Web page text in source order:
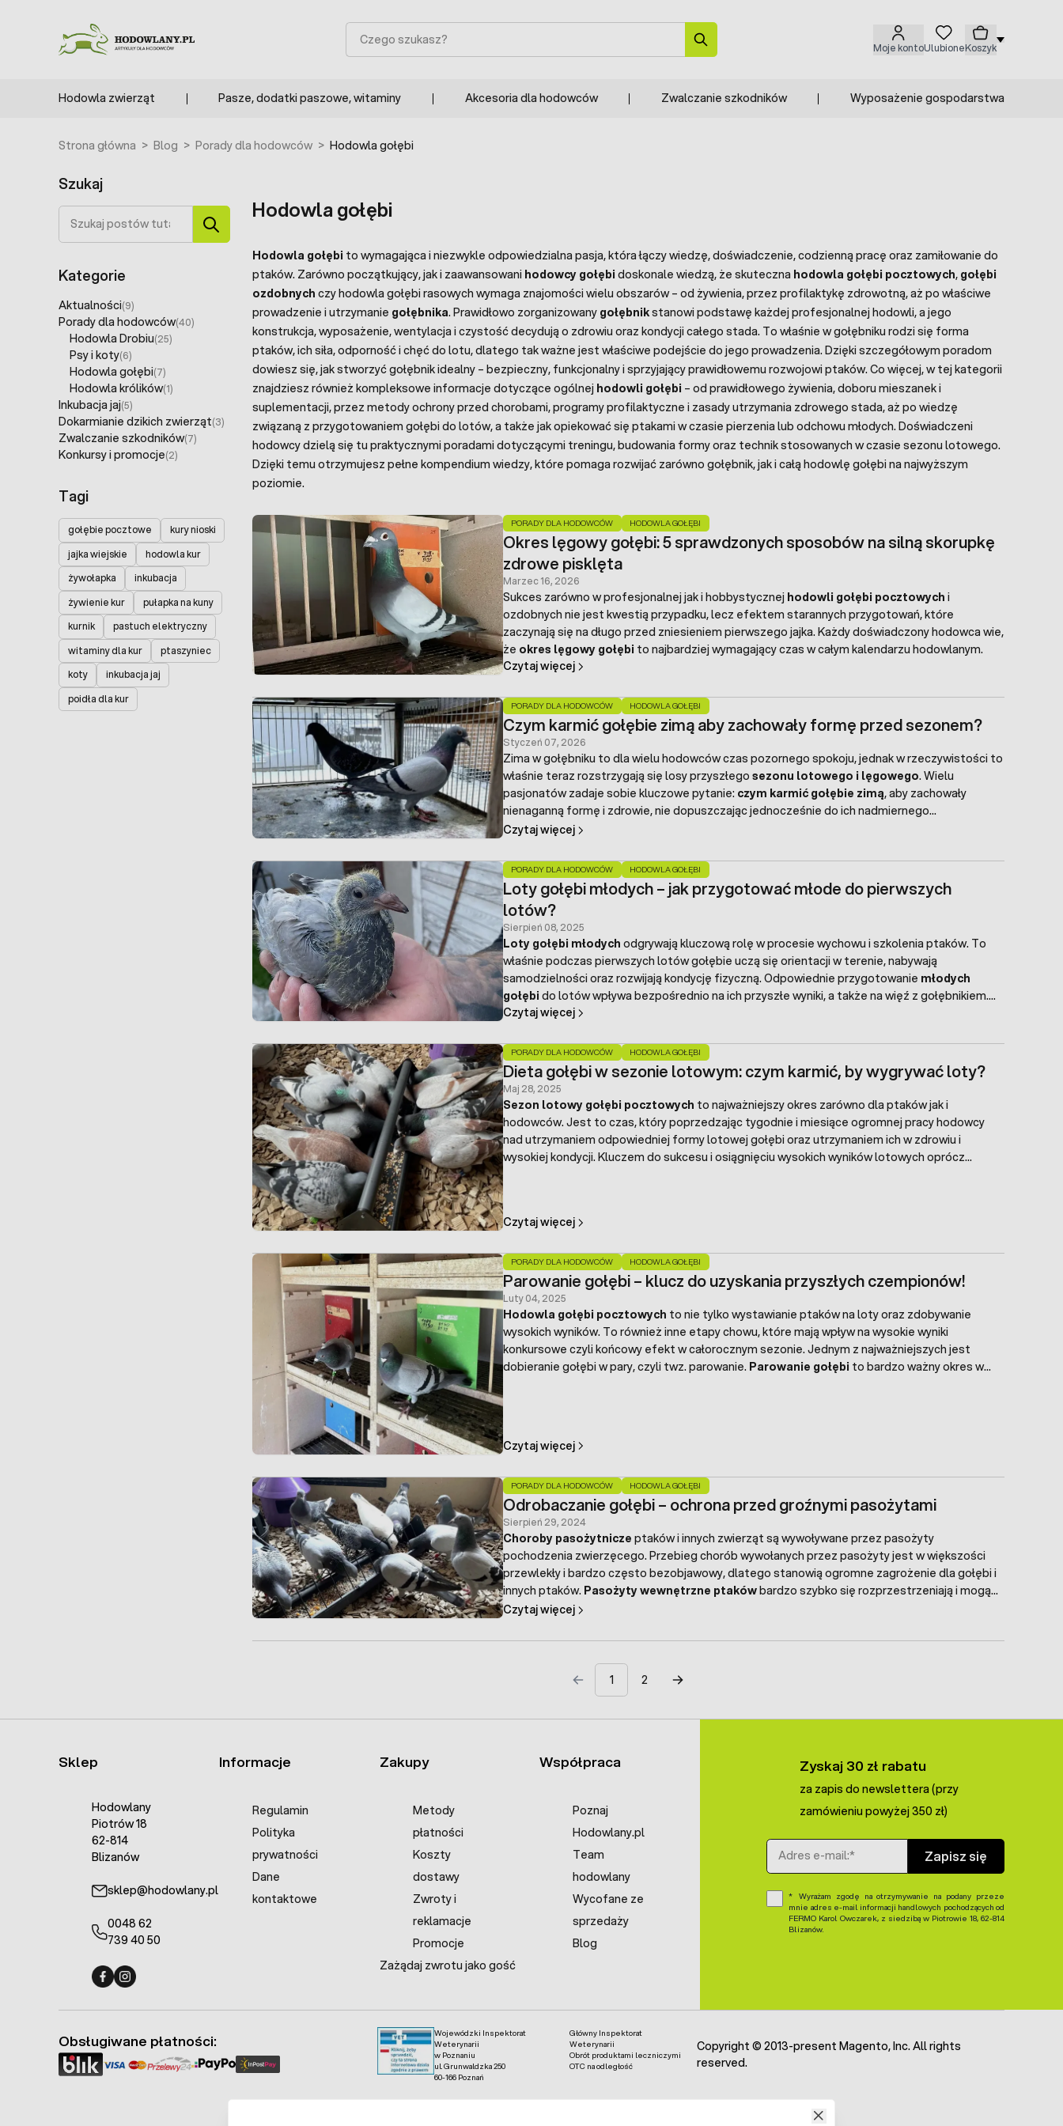
Moje kontoUlubioneKoszyk
Szukaj
Hodowla zwierząt Pasze, dodatki paszowe, witaminy Akcesoria dla hodowców Zwalczanie szkodników Wyposażenie gospodarstwa
Strona główna > Blog > Porady dla hodowców > Hodowla gołębi
Hodowla gołębi
Hodowla gołębi to wymagająca i niezwykle odpowiedzialna pasja, która łączy wiedzę, doświadczenie, codzienną pracę oraz zamiłowanie do
ptaków. Zarówno początkujący, jak i zaawansowani hodowcy gołębi doskonale wiedzą, że skuteczna hodowla gołębi pocztowych, gołębi
ozdobnych czy hodowla gołębi rasowych wymaga znajomości wielu obszarów – od żywienia, przez profilaktykę zdrowotną, aż po właściwe
prowadzenie i utrzymanie gołębnika. Prawidłowo zorganizowany gołębnikstanowi podstawę każdej profesjonalnej hodowli, a jego
konstrukcja, wyposażenie, wentylacja i czystość decydują o zdrowiu oraz kondycji całego stada. To właśnie w gołębniku rodzi się forma
ptaków, ich siła, odporność i chęć do lotu, dlatego tak ważne jest właściwe podejście do jego prowadzenia. Dzięki szczegółowym poradom
dowiesz się, jak stworzyć gołębnik idealny – bezpieczny, funkcjonalny i sprzyjający prawidłowemu rozwojowi ptaków. Co więcej, w tej kategorii
znajdziesz również kompleksowe informacje dotyczące ogólnej hodowli gołębi – od prawidłowego żywienia, doboru mieszanek i
suplementacji, przez metody ochrony przed chorobami, programy profilaktyczne i zasady utrzymania zdrowego stada, aż po wiedzę
związaną z przygotowaniem gołębi do lotów, a także jak opiekować się ptakami w czasie pierzenia lub odchowu młodych. Doświadczeni
hodowcy dzielą się tu praktycznymi poradami dotyczącymi treningu, budowania formy oraz technik stosowanych w czasie sezonu lotowego.
Dzięki temu otrzymujesz pełne kompendium wiedzy, które pomaga rozwijać zarówno gołębnik, jak i całą hodowlę gołębi na najwyższym
poziomie.
PORADY DLA HODOWCÓW HODOWLA GOŁĘBI
Okres lęgowy gołębi: 5 sprawdzonych sposobów na silną skorupkę
zdrowe pisklęta
Marzec 16, 2026
Sukces zarówno w profesjonalnej jak i hobbystycznej hodowli gołębi pocztowych i
ozdobnych nie jest kwestią przypadku, lecz efektem starannych przygotowań, które
zaczynają się na długo przed zniesieniem pierwszego jajka. Każdy doświadczony hodowca wie,
że okres lęgowy gołębi to najbardziej wymagający czas w całym kalendarzu hodowlanym.
Czytaj więcej
PORADY DLA HODOWCÓW HODOWLA GOŁĘBI
Czym karmić gołębie zimą aby zachowały formę przed sezonem?
Styczeń 07, 2026
Zima w gołębniku to dla wielu hodowców czas pozornego spokoju, jednak w rzeczywistości to
właśnie teraz rozstrzygają się losy przyszłego sezonu lotowego i lęgowego. Wielu
pasjonatów zadaje sobie kluczowe pytanie: czym karmić gołębie zimą, aby zachowały
nienaganną formę i zdrowie, nie dopuszczając jednocześnie do ich nadmiernego
zatłuszczenia?
Czytaj więcej
PORADY DLA HODOWCÓW HODOWLA GOŁĘBI
Loty gołębi młodych – jak przygotować młode do pierwszych
lotów?
Sierpień 08, 2025
Loty gołębi młodych odgrywają kluczową rolę w procesie wychowu i szkolenia ptaków. To
właśnie podczas pierwszych lotów gołębie uczą się orientacji w terenie, nabywają
samodzielności oraz rozwijają kondycję fizyczną. Odpowiednie przygotowanie młodych
gołębi do lotów wpływa bezpośrednio na ich przyszłe wyniki, a także na więź z gołębnikiem.
Trening gołębi młodych
Czytaj więcej
PORADY DLA HODOWCÓW HODOWLA GOŁĘBI
Dieta gołębi w sezonie lotowym: czym karmić, by wygrywać loty?
Maj 28, 2025
Sezon lotowy gołębi pocztowych to najważniejszy okres zarówno dla ptaków jak i
hodowców. Jest to czas, który poprzedzając tygodnie i miesiące ogromnej pracy hodowcy
nad utrzymaniem odpowiedniej formy lotowej gołębi oraz utrzymaniem ich w zdrowiu i
wysokiej kondycji. Kluczem do sukcesu i osiągnięciu wysokich wyników lotowych oprócz
treningu jest oczywiście odpowiednia dieta, która zapewnia przede wszystkim energię,
wytrzymałość oraz szybką regenerację po lotach i przygotowanie na kolejne.
Czytaj więcej
PORADY DLA HODOWCÓW HODOWLA GOŁĘBI
Parowanie gołębi – klucz do uzyskania przyszłych czempionów!
Luty 04, 2025
Hodowla gołębi pocztowych to nie tylko wystawianie ptaków na loty oraz zdobywanie
wysokich wyników. To również inne etapy chowu, które mają wpływ na wysokie wyniki
konkursowe czyli końcowy efekt w całorocznym sezonie. Jednym z najważniejszych jest
dobieranie gołębi w pary, czyli twz. parowanie. Parowanie gołębi to bardzo ważny okres w
cierpliwości ze strony hodowcy, a także ogromnej wiedzy i umiejętności. Odpowiednie
połączenie ptaków w pary skutkuje zdrowymi, silnymi młodymi, które w przyszłości osiągną
wysokie wyniki lotowe.
Czytaj więcej
PORADY DLA HODOWCÓW HODOWLA GOŁĘBI
Odrobaczanie gołębi – ochrona przed groźnymi pasożytami
Sierpień 29, 2024
Choroby pasożytnicze ptaków i innych zwierząt są wywoływane przez pasożyty
pochodzenia zwierzęcego. Przebieg chorób wywołanych przez pasożyty jest w większości
przewlekły i bardzo często bezobjawowy, dlatego stanowią ogromne zagrożenie dla gołębi i
innych ptaków. Pasożyty wewnętrzne ptakówbardzo szybko się rozprzestrzeniają i mogą
doprowadzić do ogromnego spustoszenia w gołębniku.
Czytaj więcej
1 2
Szukaj
Szukaj
Kategorie
Aktualności(9)
Porady dla hodowców(40)
Hodowla Drobiu(25)
Psy i koty(6)
Hodowla gołębi(7)
Hodowla królików(1)
Inkubacja jaj(5)
Dokarmianie dzikich zwierząt(3)
Zwalczanie szkodników(7)
Konkursy i promocje(2)
Tagi
gołębie pocztowe
kury nioski
jajka wiejskie
hodowla kur
żywołapka
inkubacja
żywienie kur
pułapka na kuny
kurnik
pastuch elektryczny
witaminy dla kur
ptaszyniec
koty
inkubacja jaj
poidła dla kur
Sklep
Hodowlany
Piotrów 18
62-814
Blizanów
sklep@hodowlany.pl
0048 62
739 40 50
Informacje
Regulamin
Polityka
prywatności
Dane
kontaktowe
Zakupy
Metody
płatności
Koszty
dostawy
Zwroty i
reklamacje
Promocje
Zażądaj zwrotu jako gość
Współpraca
Poznaj
Hodowlany.pl
Team
hodowlany
Wycofane ze
sprzedaży
Blog
Zyskaj 30 zł rabatu
za zapis do newslettera (przy
zamówieniu powyżej 350 zł)
Adres e-mail
Zapisz się
Wyrażam zgodę na otrzymywanie na podany przeze
mnie adres e-mail informacji handlowych pochodzących od
FERMO Karol Owczarek, z siedzibą w Piotrowie 18, 62-814
Blizanów.
Wojewódzki Inspektorat
Weterynarii
w Poznaniu
ul. Grunwaldzka 250
60-166 Poznań
Główny Inspektorat
Weterynarii
Obrót produktami leczniczymi
OTC na odległość
Obsługiwane płatności:
Copyright © 2013-present Magento, Inc. All rights
reserved.